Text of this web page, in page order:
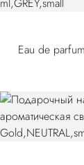
Eau de